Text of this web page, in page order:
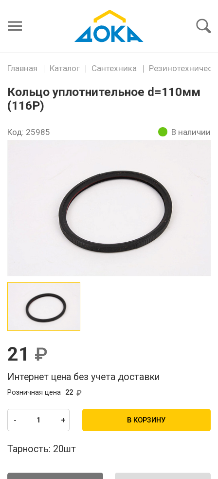
пароль
Главная Каталог Сантехника
Кольцо уплотнительное d=110мм
(116Р)
Код: 25985 В наличии
21
Интернет цена без учета доставки
22
Розничная цена
- + В КОРЗИНУ
Тарность: 20шт